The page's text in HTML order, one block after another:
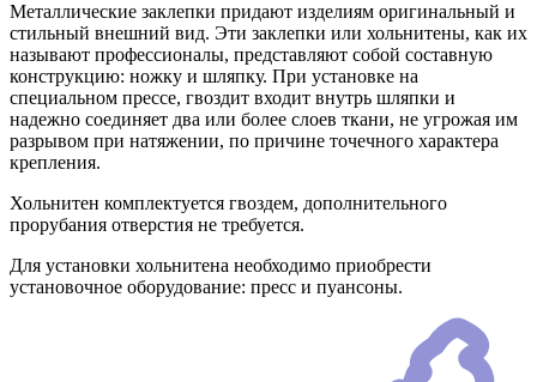
Металлические заклепки придают изделиям оригинальный и
стильный внешний вид. Эти заклепки или хольнитены, как их
называют профессионалы, представляют собой составную
конструкцию: ножку и шляпку. При установке на
специальном прессе, гвоздит входит внутрь шляпки и
надежно соединяет два или более слоев ткани, не угрожая им
разрывом при натяжении, по причине точечного характера
крепления.
Хольнитен комплектуется гвоздем, дополнительного
прорубания отверстия не требуется.
Для установки хольнитена необходимо приобрести
установочное оборудование: пресс и пуансоны.